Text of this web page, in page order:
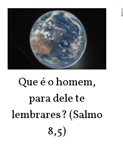
Que é o homem,
para dele te
lembrares? (Salmo
8,5)